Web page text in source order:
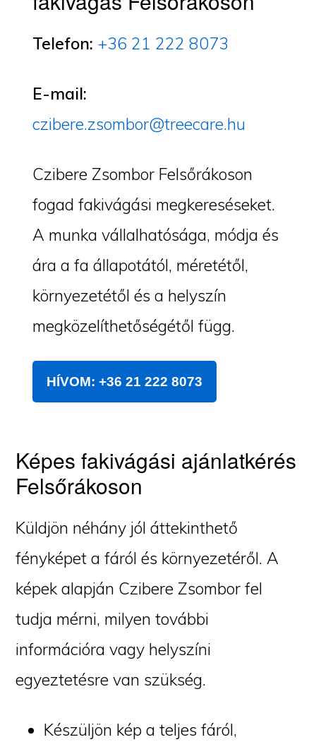
Telefon: +36 21 222 8073
E-mail:
czibere.zsombor@treecare.hu
Czibere Zsombor Felsőrákoson
fogad fakivágási megkereséseket.
A munka vállalhatósága, módja és
ára a fa állapotától, méretétől,
környezetétől és a helyszín
megközelíthetőségétől függ.
HÍVOM: +36 21 222 8073
Képes fakivágási ajánlatkérés
Felsőrákoson
Küldjön néhány jól áttekinthető
fényképet a fáról és környezetéről. A
képek alapján Czibere Zsombor fel
tudja mérni, milyen további
információra vagy helyszíni
egyeztetésre van szükség.
Készüljön kép a teljes fáról,